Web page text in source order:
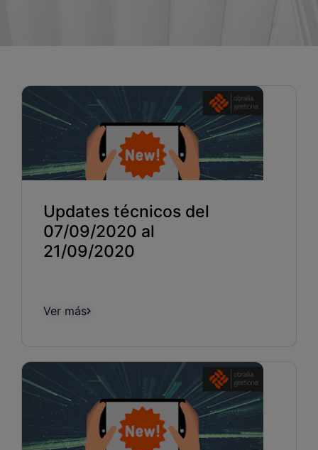
Partners
Español
Entrar
Hablemos
Updates técnicos del
07/09/2020 al
21/09/2020
Ver más